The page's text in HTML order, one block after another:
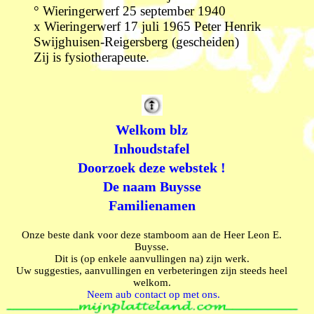
° Wieringerwerf 25 september 1940
x Wieringerwerf 17 juli 1965 Peter Henrik
Swijghuisen-Reigersberg (gescheiden)
Zij is fysiotherapeute.
Welkom blz
Inhoudstafel
Doorzoek deze webstek !
De naam Buysse
Familienamen
Onze beste dank voor deze stamboom aan de Heer Leon E.
Buysse.
Dit is (op enkele aanvullingen na) zijn werk.
Uw suggesties, aanvullingen en verbeteringen zijn steeds heel
welkom.
Neem aub contact op met ons.